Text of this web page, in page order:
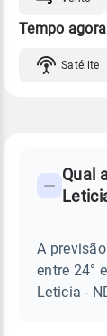
Tempo agora
Satélite
PREVISÃO
TEMPO
Perguntas
sobre
chuva
Qual
A
entre 24°
Leticia -